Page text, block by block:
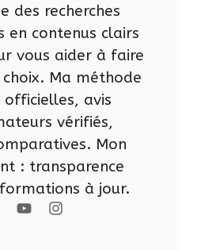
des recherches
en contenus clairs
vous aider à faire
Ma méthode
officielles, avis
vérifiés,
Mon
: transparence
à jour.